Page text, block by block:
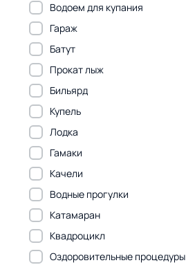
Водоем для купания
Гараж
Батут
Прокат лыж
Бильярд
Купель
Лодка
Гамаки
Качели
Водные прогулки
Катамаран
Квадроцикл
Оздоровительные процедуры